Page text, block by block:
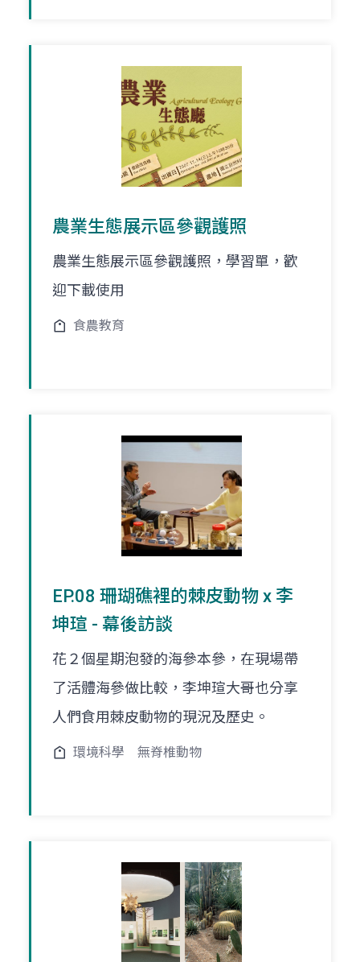
農業生態展示區參觀護照
農業生態展示區參觀護照，學習單，歡
迎下載使用
食農教育
EP.08 珊瑚礁裡的棘皮動物 x 李
坤瑄 - 幕後訪談
花２個星期泡發的海參本參，在現場帶
了活體海參做比較，李坤瑄大哥也分享
人們食用棘皮動物的現況及歷史。
環境科學 無脊椎動物